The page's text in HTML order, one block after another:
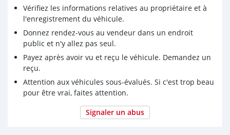
Vérifiez les informations relatives au propriétaire et à
l'enregistrement du véhicule.
Donnez rendez-vous au vendeur dans un endroit
public et n'y allez pas seul.
Payez après avoir vu et reçu le véhicule. Demandez un
reçu.
Attention aux véhicules sous-évalués. Si c'est trop beau
pour être vrai, faites attention.
Signaler un abus